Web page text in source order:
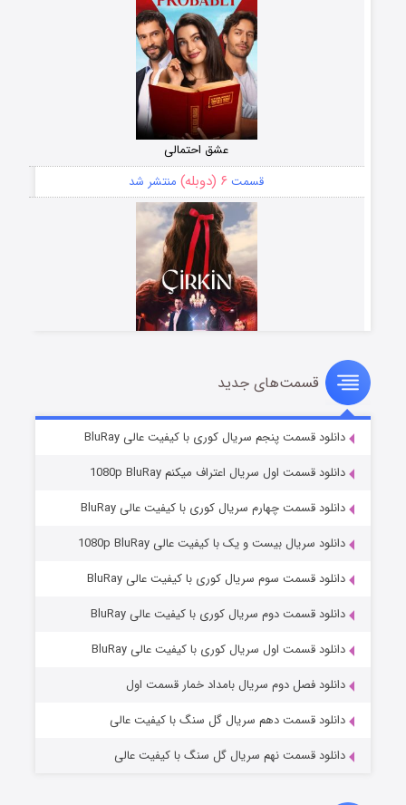
عشق احتمالی
قسمت ۶ (دوبله) منتشر شد
سریال زشت
قسمت۵ (زیرنویس) منتشر شد
وستی ها
قسمت۱ (زیرنویس) منتشر شد
قسمت‌های جدید
دانلود قسمت پنجم سریال کوری با کیفیت عالی BluRay
دانلود قسمت اول سریال اعتراف میکنم 1080p BluRay
دانلود قسمت چهارم سریال کوری با کیفیت عالی BluRay
دانلود سریال بیست و یک با کیفیت عالی 1080p BluRay
دانلود قسمت سوم سریال کوری با کیفیت عالی BluRay
دانلود قسمت دوم سریال کوری با کیفیت عالی BluRay
دانلود قسمت اول سریال کوری با کیفیت عالی BluRay
دانلود فصل دوم سریال بامداد خمار قسمت اول
دانلود قسمت دهم سریال گل سنگ با کیفیت عالی
دانلود قسمت نهم سریال گل سنگ با کیفیت عالی